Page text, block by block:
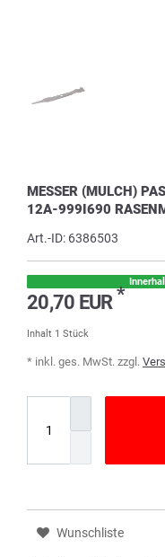
MESSER (MULCH)
12A-999I690
Art.-ID: 6386503
20,70 EUR*
Inhalt 1 Stück
* inkl. ges. MwSt. zzgl.
Wunschliste